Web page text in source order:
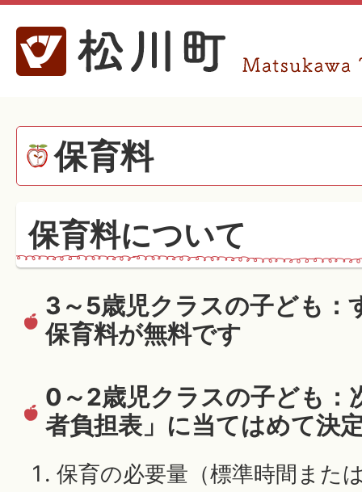
保育料
保育料について
3～5歳児クラスの子ども：
保育料が無料です
0～2歳児クラスの子ども：
者負担表」に当てはめて決
保育の必要量（標準時間また